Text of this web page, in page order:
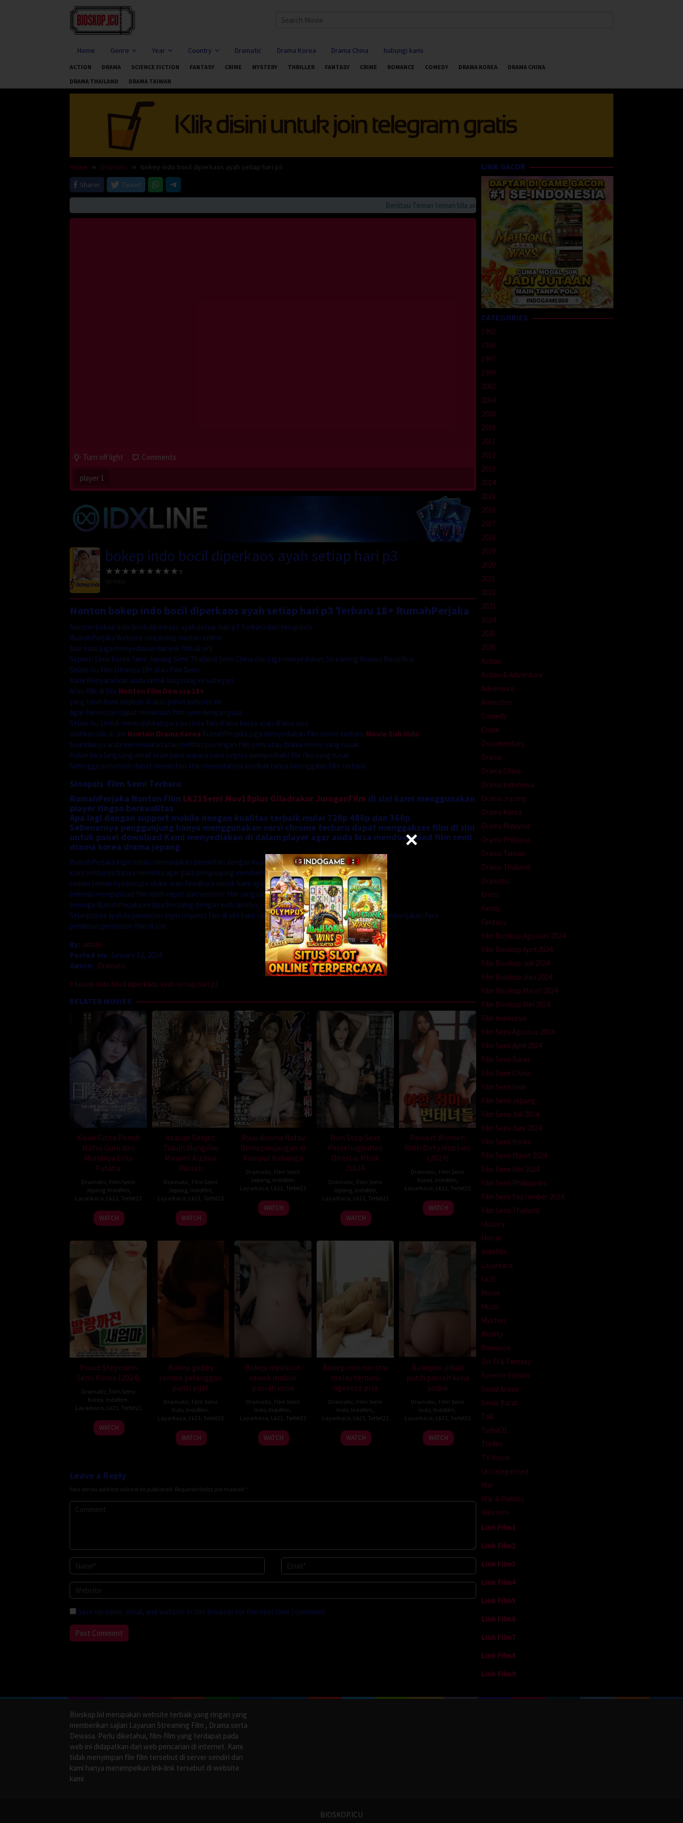
Home Genre Year Country Dramatic Drama Korea Drama China hubungi kami
ACTION DRAMA SCIENCE FICTION FANTASY CRIME MYSTERY THRILLER FANTASY CRIME ROMANCE COMEDY DRAMA KOREA
DRAMA CHINA
DRAMA THAILAND
DRAMA TAIWAN
Home Dramatic
bokep indo bocil diperkaos ayah setiap hari p3
Sharer
Tweet
Beriitau Teman teman bila anda suka HappyBet188 Streaming Online
Turn off light Comments
player 1
bokep indo bocil diperkaos ayah setiap hari p3
Nonton bokep indo bocil diperkaos ayah setiap hari p3 Terbaru 18+ RumahPerjaka
Nonton bokep indo bocil diperkaos ayah setiap hari p3 Terbaru dan terupdate
RumahPerjaka Website streaming nonton online
Dan kami juga menyediakan banyak film di sini
Seperti Semi Korea Semi Jepang Semi Thailand Semi China dan juga menyediakan Streaming Movies Boxoffice
Selain itu Film Dewasa 18+ atau Film Semi
Kami Menyarankan anda untuk langsung ke kategori
Atau Klik di Sini Nonton Film Dewasa 18+
yang telah kami siapkan di atas panel website ini
Agar Penonton dapat menikmati film semi dengan puas
Selain itu Untuk memudahkan para pecinta film drama korea atau drama asia
silahkan klik di sini Nonton Drama Korea RumahPerjaka juga menyediakan film movie terbaru Movie Sub Indo
Seandainya anda menemukan atau melihat postingan film semi atau drama movie yang rusak
Kalian bisa langsung email team kami supaya kami segera memperbaiki file film yang rusak
Sehingga penonton dapat menonton atau memutarnya kembali tanpa ketinggalan film terbaru
Sinopsis Film Semi Terbaru
RumahPerjaka Nonton Film Lk21Semi Mov18plus Giladrakor JuraganFilm di sini kami menggunakan
player ringan berkualitas
Apa lagi dengan support mobile dengan kualitas terbaik mulai 720p 480p dan 360p
Sebenarnya penggunjung hanya menggunakan versi chrome terbaru dapat menggakses film di sini
untuk panel download Kami menyediakan di dalam player agar anda bisa mendownload film semi
drama korea drama jepang
RumahPerjaka ingin selalu memanjakan penonton dengan kualitas
kami tentunya hanya meminta agar para pengunjung memberitahu kepada
teman teman nya berupa share atau feedback untuk kami agar kami dapat
bekerja/mengupload film lebih cepat dari website film yang lain.
Semoga RumahPerjaka ini bisa bersaing dengan web lainnya.
Selanjutnya apabila penonton ingin request film di sini kami sangat menerima agar koleksi kami lebih memanjakan Para
penikmat/penonton film di sini.
By: admin
Posted on: January 12, 2024
Genre: Dramatic
bokep indo bocil diperkaos ayah setiap hari p3
RELATED MOVIES
Kisah Cinta Penuh
Nafsu Guru dan
Muridnya Ema
Futaba
Dramatic Film Semi
Jepang, Indofilm
Layarkaca Lk21 Terbit21
WATCH
Atasan Genjot
Tubuh Mungilku
Minami Aizawa
Pasrah
Dramatic Film Semi
Jepang, Indofilm
Layarkaca Lk21 Terbit21
WATCH
Ryuu Aroma Nafsu
Berkepanjangan di
Kumpul Keluarga
Dramatic Film Semi
Jepang, Indofilm
Layarkaca Lk21 Terbit21
WATCH
Non Stop Seks
Perselingkuhan
Direstui Mbak
JULIA
Dramatic Film Semi
Jepang, Indofilm
Layarkaca Lk21 Terbit21
WATCH
Pervert Women
With Dirty Hobbies
(2024)
Dramatic Film Semi
Korea Indofilm
Layarkaca Lk21 Terbit21
WATCH
Proud Stepmom
Semi Korea (2024)
Dramatic Film Semi
Korea Indofilm
Layarkaca Lk21 Terbit21
WATCH
Bokep gebby
service pelanggan
panti pijat
Dramatic Film Semi
Indo Indofilm
Layarkaca Lk21 Terbit21
WATCH
Bokep mekicrot
cewek mabuk
pasrah enak
Dramatic Film Semi
Indo Indofilm
Layarkaca Lk21 Terbit21
WATCH
Bokep minmin stw
malay terbaru
ngentot pria
Dramatic Film Semi
Indo Indofilm
Layarkaca Lk21 Terbit21
WATCH
Bokepdo jilbab
putih pasrah kena
sodok
Dramatic Film Semi
Indo Indofilm
Layarkaca Lk21 Terbit21
WATCH
Leave a Reply
Your email address will not be published. Required fields are marked *
Save my name, email, and website in this browser for the next time I comment.
LINK GACOR
CATEGORIES
1992
1996
1997
1999
2002
2004
2008
2010
2011
2012
2013
2014
2015
2016
2017
2018
2019
2020
2021
2022
2023
2024
2025
2026
Action
Action & Adventure
Adventure
Animation
Comedy
Crime
Documentary
Drama
Drama China
Drama Indonesia
Drama Jepang
Drama Korea
Drama Malaysia
Drama Philipina
Drama Taiwan
Drama Thailand
Dramatic
Erotic
Family
Fantasy
Film Bioskop Agustus 2024
Film Bioskop April 2024
Film Bioskop Juli 2024
Film Bioskop Juni 2024
Film Bioskop Maret 2024
Film Bioskop Mei 2024
Film Indonesia
Film Semi Agustus 2024
Film Semi April 2024
Film Semi Barat
Film Semi China
Film Semi Indo
Film Semi Jepang
Film Semi Juli 2024
Film Semi Juni 2024
Film Semi Korea
Film Semi Maret 2024
Film Semi Mei 2024
Film Semi Philippines
Film Semi September 2024
Film Semi Thailand
History
Horror
Indofilm
Layarkaca
Lk21
Movie
Music
Mystery
Reality
Romance
Sci-Fi & Fantasy
Science Fiction
Serial Anime
Serial Barat
Talk
Terbit21
Thriller
TV Movie
Uncategorized
War
War & Politics
Western
Link Film1
Link Film2
Link Film3
Link Film4
Link Film5
Link Film6
Link Film7
Link Film8
Link Film9
Bioskop.lol merupakan website terbaik yang ringan yang
memberikan sajian Layanan Streaming Film , Drama serta
Dewasa. Perlu diketahui, film-film yang terdapat pada
web ini didapatkan dari web pencarian di internet. Kami
tidak menyimpan file film tersebut di server sendiri dan
kami hanya menempelkan link-link tersebut di website
kami
BIOSKOP.ICU